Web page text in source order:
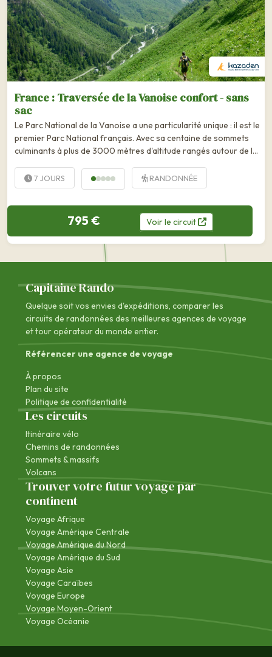
France : Traversée de la Vanoise confort - sans
sac
Le Parc National de la Vanoise a une particularité unique : il est le
premier Parc National français. Avec sa centaine de sommets
culminants à plus de 3000 mètres d'altitude rangés autour de la
7 JOURS RANDONNÉE
795 € Voirle circuit
Capitaine Rando
Quelque soit vos envies d'expéditions, comparer les
circuits de randonnées des meilleures agences de voyage
et tour opérateur du monde entier.
Référencer une agence de voyage
À propos
Plan du site
Politique de confidentialité
Les circuits
Itinéraire vélo
Chemins de randonnées
Sommets & massifs
Volcans
Trouver votre futur voyage par
continent
Voyage Afrique
Voyage Amérique Centrale
Voyage Amérique du Nord
Voyage Amérique du Sud
Voyage Asie
Voyage Caraïbes
Voyage Europe
Voyage Moyen-Orient
Voyage Océanie